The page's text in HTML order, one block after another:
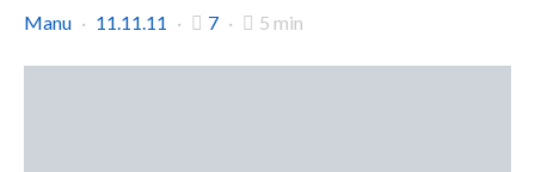
Manu
11.11.11 7 5 min